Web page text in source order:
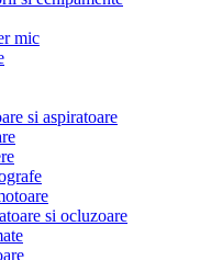
mic
si aspiratoare
si ocluzoare